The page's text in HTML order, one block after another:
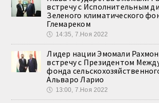
встречу с Исполнительным
Зеленого климатического
Глемареком
🕔 14:35, 7.Ноя 2022
Лидер нации Эмомали
встречу с Президентом
фонда
Альваро Ларио
🕔 13:00, 7.Ноя 2022